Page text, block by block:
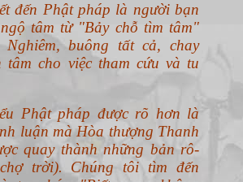
đến Phật pháp là người bạn
tâm từ "Bảy chỗ tìm tâm"
buông tất cả, chay
tâm cho việc tham cứu và tu
Phật pháp được rõ hơn là
luận mà Hòa thượng Thanh
quay thành những bản rô-
trời). Chúng tôi tìm đến